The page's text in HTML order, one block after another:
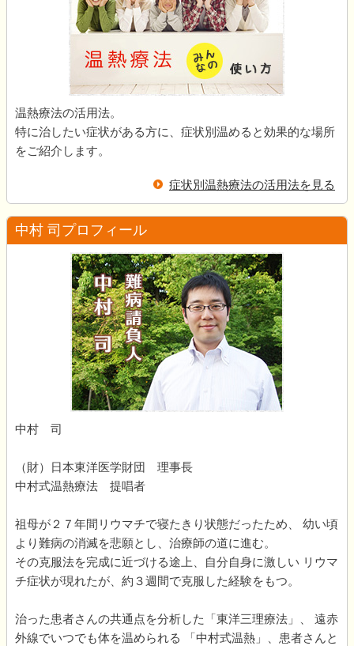
温熱療法の活用法。
特に治したい症状がある方に、症状別温めると効果的な場所
をご紹介します。
症状別温熱療法の活用法を見る
中村 司プロフィール
中村 司
（財）日本東洋医学財団 理事長
中村式温熱療法 提唱者
祖母が２７年間リウマチで寝たきり状態だったため、 幼い頃
より難病の消滅を悲願とし、治療師の道に進む。
その克服法を完成に近づける途上、自分自身に激しい リウマ
チ症状が現れたが、約３週間で克服した経験をもつ。
治った患者さんの共通点を分析した「東洋三理療法」、 遠赤
外線でいつでも体を温められる 「中村式温熱」、患者さんと